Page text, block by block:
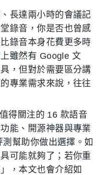
長達兩小時的會議記
錄音，你是否也曾感
錄音本身花費更多時
雖然有 Google 文
，但對於需要區分講
專業需求來說，往往
得關注的 16 款語音
能、開源神器與專業
幫助你做出選擇。如
可能就夠了；若你重
，本文也會介紹如